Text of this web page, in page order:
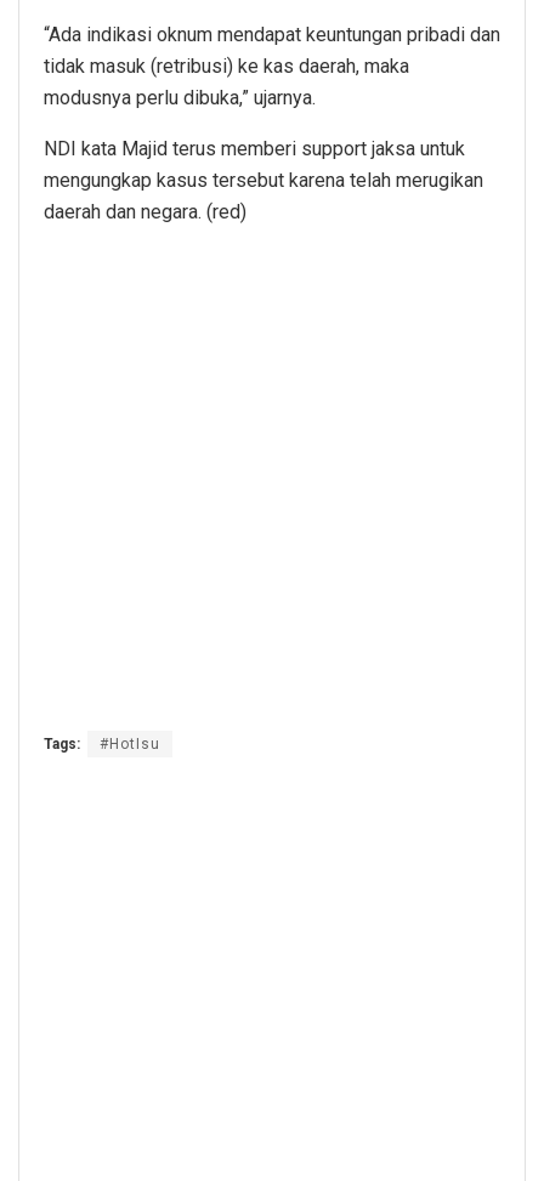
“Ada indikasi oknum mendapat keuntungan pribadi dan
tidak masuk (retribusi) ke kas daerah, maka
modusnya perlu dibuka,” ujarnya.
NDI kata Majid terus memberi support jaksa untuk
mengungkap kasus tersebut karena telah merugikan
daerah dan negara. (red)
Tags: #HotIsu